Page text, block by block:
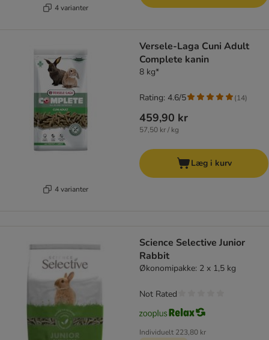
4 varianter
4 varianter
Versele-Laga Cuni Adult
Complete kanin
8 kg*
459,90 kr
57,50 kr / kg
Rating: 4.6/5 (14)
Læg i kurv
Science Selective Junior
Rabbit
Økonomipakke: 2 x 1,5 kg
Individuelt 223,80 kr
Not Rated